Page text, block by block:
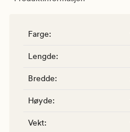
Farge:
Lengde:
Bredde:
Høyde:
Vekt: